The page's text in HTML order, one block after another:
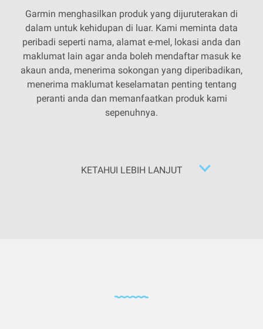
Garmin menghasilkan produk yang dijuruterakan di
dalam untuk kehidupan di luar. Kami meminta data
peribadi seperti nama, alamat e-mel, lokasi anda dan
maklumat lain agar anda boleh mendaftar masuk ke
akaun anda, menerima sokongan yang diperibadikan,
menerima maklumat keselamatan penting tentang
peranti anda dan memanfaatkan produk kami
sepenuhnya.
KETAHUI LEBIH LANJUT